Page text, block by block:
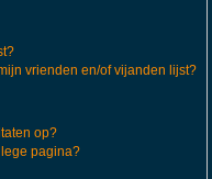
vrienden en/of vijanden lijst?
op?
pagina?